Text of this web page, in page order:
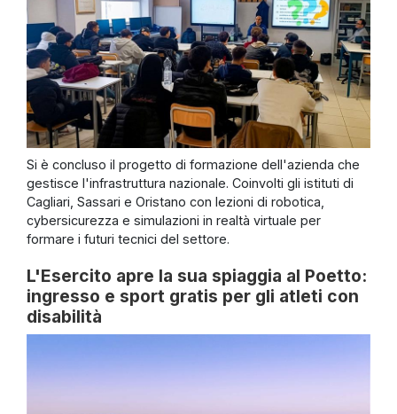
Si è concluso il progetto di formazione dell'azienda che
gestisce l'infrastruttura nazionale. Coinvolti gli istituti di
Cagliari, Sassari e Oristano con lezioni di robotica,
cybersicurezza e simulazioni in realtà virtuale per
formare i futuri tecnici del settore.
L'Esercito apre la sua spiaggia al Poetto:
ingresso e sport gratis per gli atleti con
disabilità